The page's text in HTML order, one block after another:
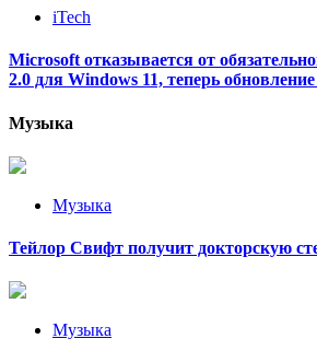
iTech
Microsoft отказывается от
2.0 для Windows 11, теперь
Музыка
Музыка
Тейлор Свифт получит докторскую
Музыка